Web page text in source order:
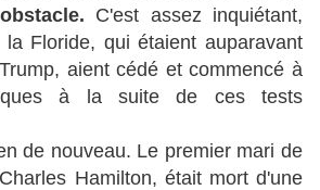
C'est assez inquiétant,
Floride, qui étaient auparavant
aient cédé et commencé à
à la suite de ces tests
de nouveau. Le premier mari de
Hamilton, était mort d'une